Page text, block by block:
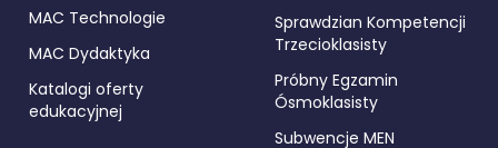
MAC Technologie
MAC Dydaktyka
Katalogi oferty
edukacyjnej
Sprawdzian Kompetencji
Trzecioklasisty
Próbny Egzamin
Ósmoklasisty
Subwencje MEN